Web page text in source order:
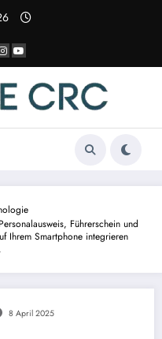
Führerschein und
Ihrem Smartphone integrieren
8 April 2025